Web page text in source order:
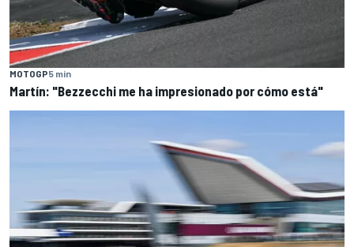
MOTOGP5 min
Martín: "Bezzecchi me ha impresionado por cómo está"